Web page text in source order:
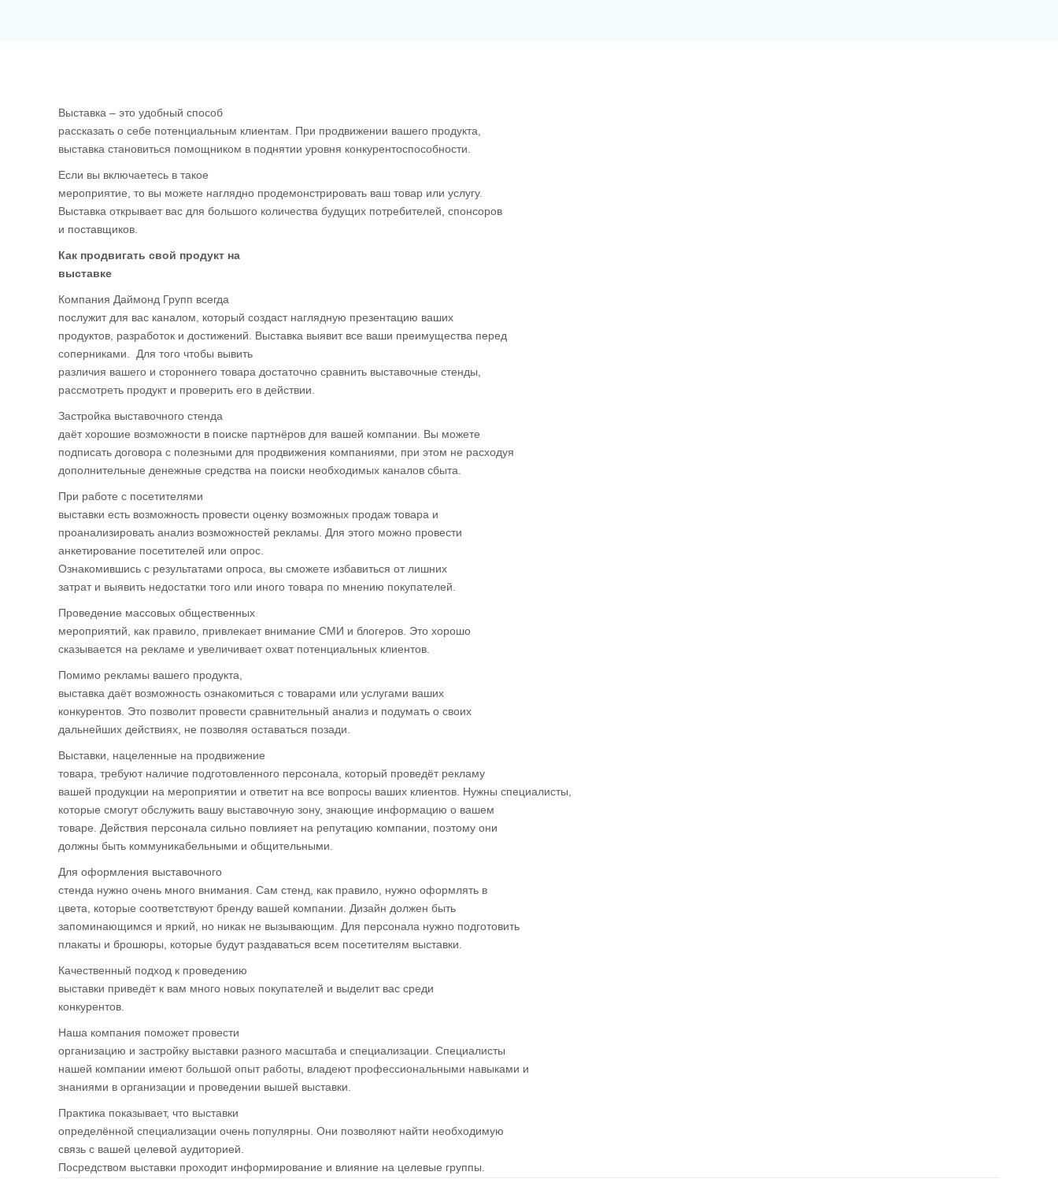
Выставка – это удобный способ
рассказать о себе потенциальным клиентам. При продвижении вашего продукта,
выставка становиться помощником в поднятии уровня конкурентоспособности.
Если вы включаетесь в такое
мероприятие, то вы можете наглядно продемонстрировать ваш товар или услугу.
Выставка открывает вас для большого количества будущих потребителей, спонсоров
и поставщиков.
Как продвигать свой продукт на
выставке
Компания Даймонд Групп всегда
послужит для вас каналом, который создаст наглядную презентацию ваших
продуктов, разработок и достижений. Выставка выявит все ваши преимущества перед
соперниками. Для того чтобы вывить
различия вашего и стороннего товара достаточно сравнить выставочные стенды,
рассмотреть продукт и проверить его в действии.
Застройка выставочного стенда
даёт хорошие возможности в поиске партнёров для вашей компании. Вы можете
подписать договора с полезными для продвижения компаниями, при этом не расходуя
дополнительные денежные средства на поиски необходимых каналов сбыта.
При работе с посетителями
выставки есть возможность провести оценку возможных продаж товара и
проанализировать анализ возможностей рекламы. Для этого можно провести
анкетирование посетителей или опрос.
Ознакомившись с результатами опроса, вы сможете избавиться от лишних
затрат и выявить недостатки того или иного товара по мнению покупателей.
Проведение массовых общественных
мероприятий, как правило, привлекает внимание СМИ и блогеров. Это хорошо
сказывается на рекламе и увеличивает охват потенциальных клиентов.
Помимо рекламы вашего продукта,
выставка даёт возможность ознакомиться с товарами или услугами ваших
конкурентов. Это позволит провести сравнительный анализ и подумать о своих
дальнейших действиях, не позволяя оставаться позади.
Выставки, нацеленные на продвижение
товара, требуют наличие подготовленного персонала, который проведёт рекламу
вашей продукции на мероприятии и ответит на все вопросы ваших клиентов. Нужны специалисты,
которые смогут обслужить вашу выставочную зону, знающие информацию о вашем
товаре. Действия персонала сильно повлияет на репутацию компании, поэтому они
должны быть коммуникабельными и общительными.
Для оформления выставочного
стенда нужно очень много внимания. Сам стенд, как правило, нужно оформлять в
цвета, которые соответствуют бренду вашей компании. Дизайн должен быть
запоминающимся и яркий, но никак не вызывающим. Для персонала нужно подготовить
плакаты и брошюры, которые будут раздаваться всем посетителям выставки.
Качественный подход к проведению
выставки приведёт к вам много новых покупателей и выделит вас среди
конкурентов.
Наша компания поможет провести
организацию и застройку выставки разного масштаба и специализации. Специалисты
нашей компании имеют большой опыт работы, владеют профессиональными навыками и
знаниями в организации и проведении вышей выставки.
Практика показывает, что выставки
определённой специализации очень популярны. Они позволяют найти необходимую
связь с вашей целевой аудиторией.
Посредством выставки проходит информирование и влияние на целевые группы.